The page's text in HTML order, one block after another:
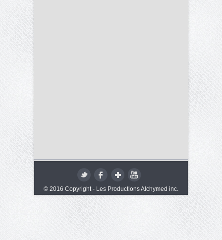
© 2016 Copyright - Les Productions Alchymed inc.